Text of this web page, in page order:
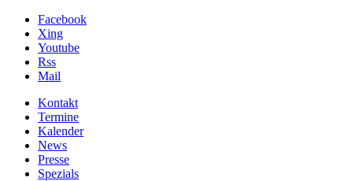
Facebook
Xing
Youtube
Rss
Mail
Kontakt
Termine
Kalender
News
Presse
Spezials